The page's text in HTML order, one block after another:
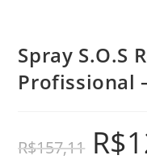
Spray S.O.S
Profissional
R$157,11 R$